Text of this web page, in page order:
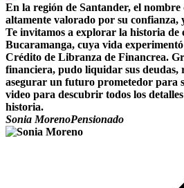
En la región de Santander, el nombre
altamente valorado por su confianza,
Te invitamos a explorar la historia de
Bucaramanga, cuya vida
Crédito de Libranza de Financrea.
financiera, pudo liquidar sus deudas,
asegurar un futuro prometedor para
video para descubrir todos los
historia.
Sonia MorenoPensionado